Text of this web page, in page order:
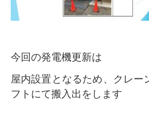
今回の発電機更新は
屋内設置となるため、クレー
フトにて搬入出をします